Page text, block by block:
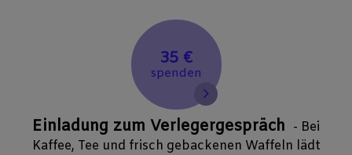
35 €
spenden
Einladung zum Verlegergespräch - Bei
Kaffee, Tee und frisch gebackenen Waffeln lädt